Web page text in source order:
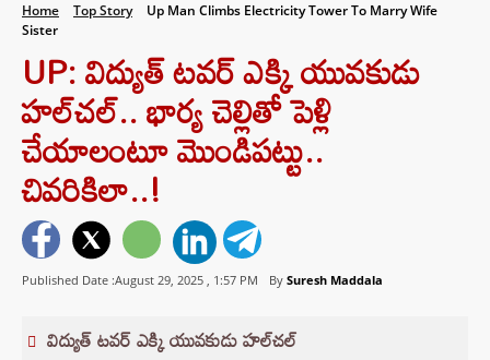
Home Top Story
Up Man Climbs Electricity Tower To Marry Wife
Sister
UP: విద్యుత్ టవర్ ఎక్కి యువకుడు
హల్‌చల్.. భార్య చెల్లితో పెళ్లి
చేయాలంటూ మొండిపట్టు..
చివరికిలా..!
Published Date :August 29, 2025 , 1:57 PM By Suresh Maddala
విద్యుత్ టవర్ ఎక్కి యువకుడు హల్‌చల్